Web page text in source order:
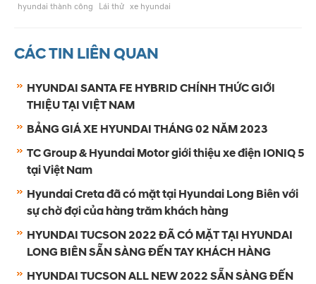
hyundai thành công
Lái thử xe hyundai
CÁC TIN LIÊN QUAN
HYUNDAI SANTA FE HYBRID CHÍNH THỨC GIỚI
THIỆU TẠI VIỆT NAM
BẢNG GIÁ XE HYUNDAI THÁNG 02 NĂM 2023
TC Group & Hyundai Motor giới thiệu xe điện IONIQ 5
tại Việt Nam
Hyundai Creta đã có mặt tại Hyundai Long Biên với
sự chờ đợi của hàng trăm khách hàng
HYUNDAI TUCSON 2022 ĐÃ CÓ MẶT TẠI HYUNDAI
LONG BIÊN SẴN SÀNG ĐẾN TAY KHÁCH HÀNG
HYUNDAI TUCSON ALL NEW 2022 SẴN SÀNG ĐẾN